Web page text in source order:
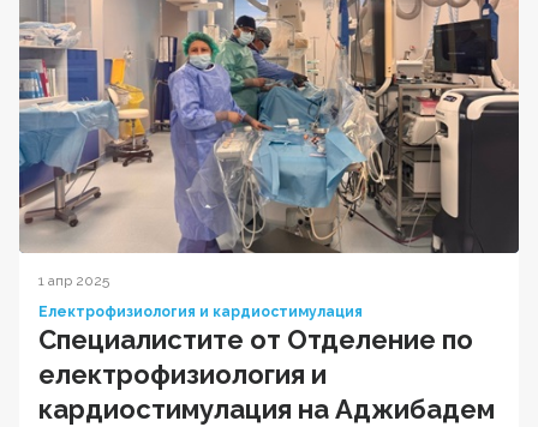
1 апр 2025
Електрофизиология и кардиостимулация
Специалистите от Отделение по
електрофизиология и
кардиостимулация на Аджибадем